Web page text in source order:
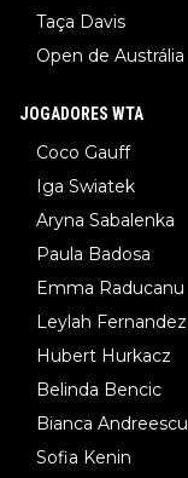
Taça Davis
Open de Austrália
JOGADORES WTA
Coco Gauff
Iga Swiatek
Aryna Sabalenka
Paula Badosa
Emma Raducanu
Leylah Fernandez
Hubert Hurkacz
Belinda Bencic
Bianca Andreescu
Sofia Kenin